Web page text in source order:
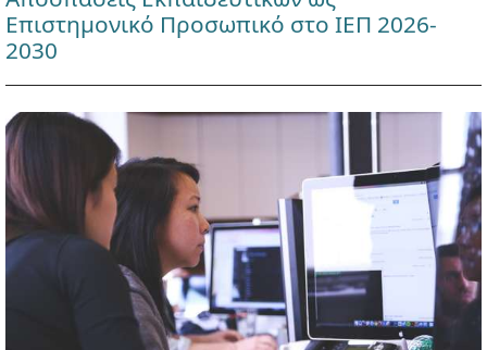
Επιστημονικό Προσωπικό στο ΙΕΠ 2026-
2030